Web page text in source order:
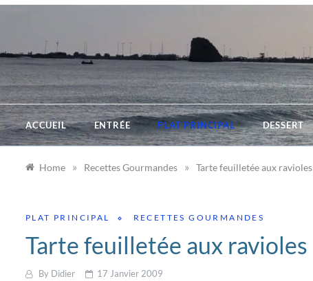
Skip
ACCUEIL ENTRÉE PLAT PRINCIPAL DESSERT
Home » Recettes Gourmandes » Tarte feuilletée aux ravioles
PLAT PRINCIPAL RECETTES GOURMANDES
Tarte feuilletée aux ravioles
By Didier 17 Janvier 2009